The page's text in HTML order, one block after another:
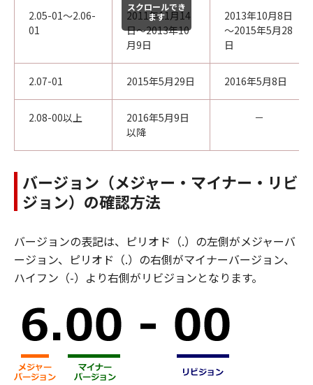
2.05-01～2.06-
01
2011年11月14
日～2013年10
月9日
2013年10月8日
～2015年5月28
日
2.07-01 2015年5月29日 2016年5月8日
2.08-00以上
2016年5月9日
以降
－
スクロールでき
ます
バージョン（メジャー・マイナー・リビ
ジョン）の確認方法
バージョンの表記は、ピリオド（.）の左側がメジャーバ
ージョン、ピリオド（.）の右側がマイナーバージョン、
ハイフン（-）より右側がリビジョンとなります。